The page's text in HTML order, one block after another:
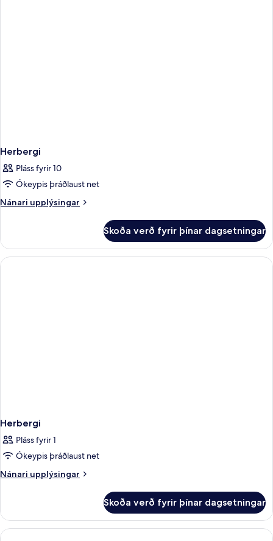
Herbergi
Pláss fyrir 10
Ókeypis þráðlaust net
Nánari upplýsingar
Nánari
Skoða verð fyrir þínar dagsetningar
Herbergi
Pláss fyrir 1
Ókeypis þráðlaust net
Nánari upplýsingar
Nánari
Skoða verð fyrir þínar dagsetningar